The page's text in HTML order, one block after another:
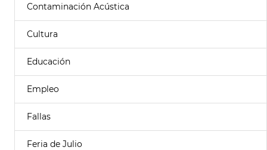
Contaminación Acústica
Cultura
Educación
Empleo
Fallas
Feria de Julio